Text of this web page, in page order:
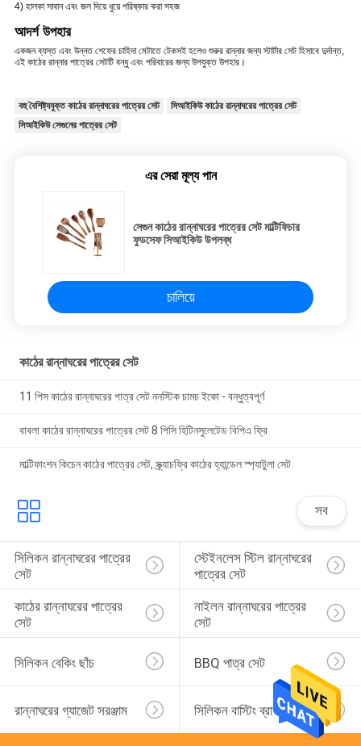
4) হালকা সাবান এবং জল দিয়ে ধুয়ে পরিষ্কার করা সহজ
আদর্শ উপহার
একজন ব্যস্ত এবং উন্নত শেফের চাহিদা মেটাতে টেকসই হলেও শুরুর রান্নার জন্য স্টার্টার সেট হিসাবে দুর্দান্ত,
এই কাঠের রান্নার পাত্রের সেটটি বন্ধু এবং পরিবারের জন্য উপযুক্ত উপহার।
বহু বৈশিষ্ট্যযুক্ত কাঠের রান্নাঘরের পাত্রের সেট
সিআইকিউ কাঠের রান্নাঘরের পাত্রের সেট
সিআইকিউ সেগুনের পাত্রের সেট
এর সেরা মূল্য পান
সেগুন কাঠের রান্নাঘরের পাত্রের সেট মাল্টিফিচার
ফুডসেফ সিআইকিউ উপলব্ধ
চালিয়ে
কাঠের রান্নাঘরের পাত্রের সেট
11 পিস কাঠের রান্নাঘরের পাত্র সেট ননস্টিক চামচ ইকো - বন্ধুত্বপূর্ণ
বাবলা কাঠের রান্নাঘরের পাত্রের সেট 8 পিসি হিটিনসুলেটেড বিপিএ ফ্রি
মাল্টিফাংশন কিচেন কাঠের পাত্রের সেট, স্ক্র্যাচফ্রি কাঠের হ্যান্ডেল স্প্যাটুলা সেট
সব
সিলিকন রান্নাঘরের পাত্রের
সেট
স্টেইনলেস স্টিল রান্নাঘরের
পাত্রের সেট
কাঠের রান্নাঘরের পাত্রের
সেট
নাইলন রান্নাঘরের পাত্রের
সেট
সিলিকন বেকিং ছাঁচ BBQ পাত্র সেট
রান্নাঘরের গ্যাজেট সরঞ্জাম সিলিকন বাস্টিং ব্রাশ